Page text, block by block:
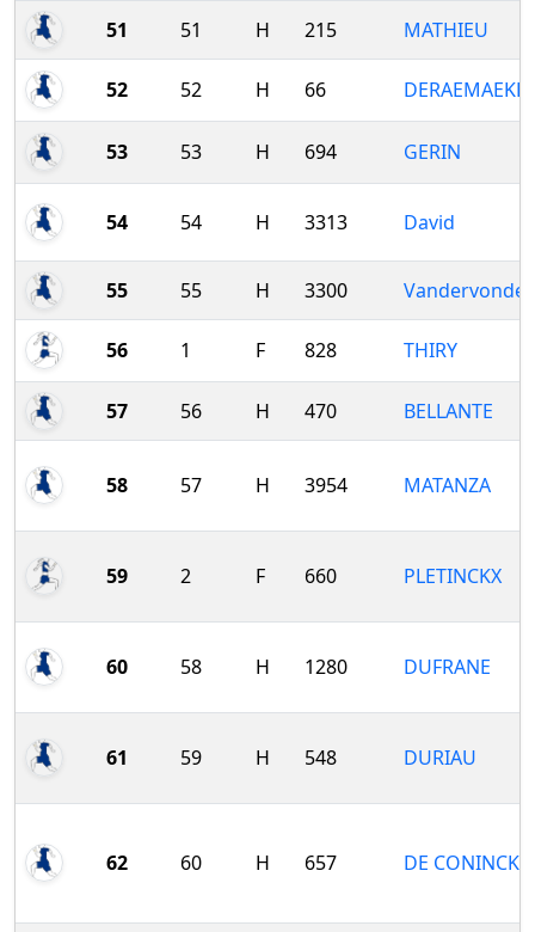
51 51 H 215 MATHIEU
52 52 H 66
53 53 H 694 GERIN
54 54 H 3313 David
55 55 H 3300
56 1 F 828 THIRY
57 56 H 470 BELLANTE
58 57 H 3954 MATANZA
59 2 F 660 PLETINCKX
60 58 H 1280 DUFRANE
61 59 H 548 DURIAU
62 60 H 657 DE CONINCK